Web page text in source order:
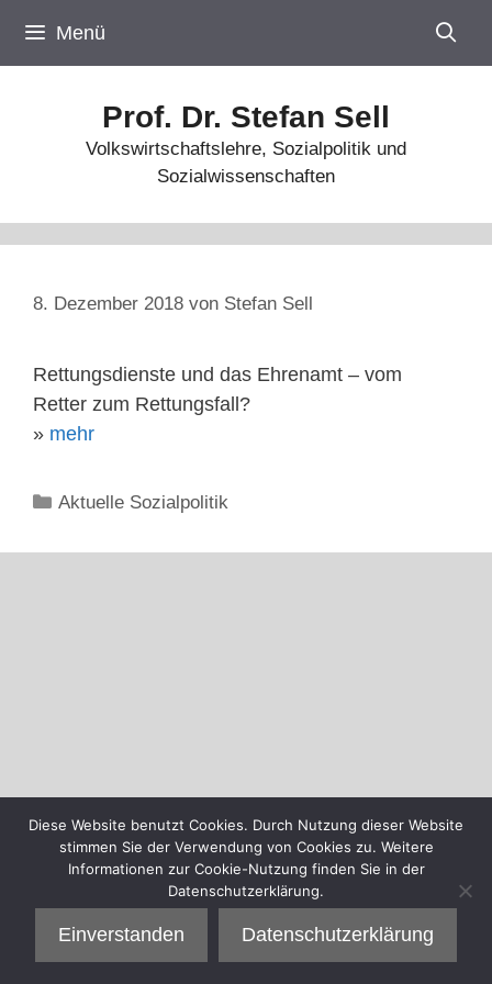
Inhalt
springen
Menü
Prof. Dr. Stefan Sell
Volkswirtschaftslehre, Sozialpolitik und
Sozialwissenschaften
8. Dezember 2018 von Stefan Sell
Rettungsdienste und das Ehrenamt – vom
Retter zum Rettungsfall?
» mehr
Kategorien
Aktuelle Sozialpolitik
Diese Website benutzt Cookies. Durch Nutzung dieser Website
stimmen Sie der Verwendung von Cookies zu. Weitere
Informationen zur Cookie-Nutzung finden Sie in der
Datenschutzerklärung.
Einverstanden Datenschutzerklärung